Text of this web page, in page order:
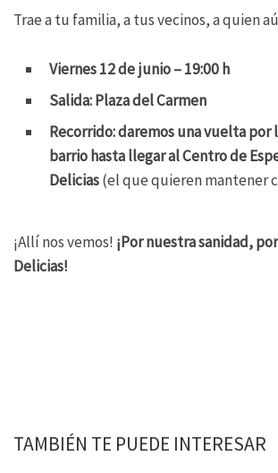
Trae a tu familia, a tus vecinos, a quien
Viernes 12 de junio – 19:00 h
Salida: Plaza del Carmen
Recorrido: daremos una vuelta por
barrio hasta llegar al Centro de
Delicias(el que quieren mantener
¡Allí nos vemos! ¡Por nuestra sanidad,
Delicias!
TAMBIÉN TE PUEDE INTERESAR